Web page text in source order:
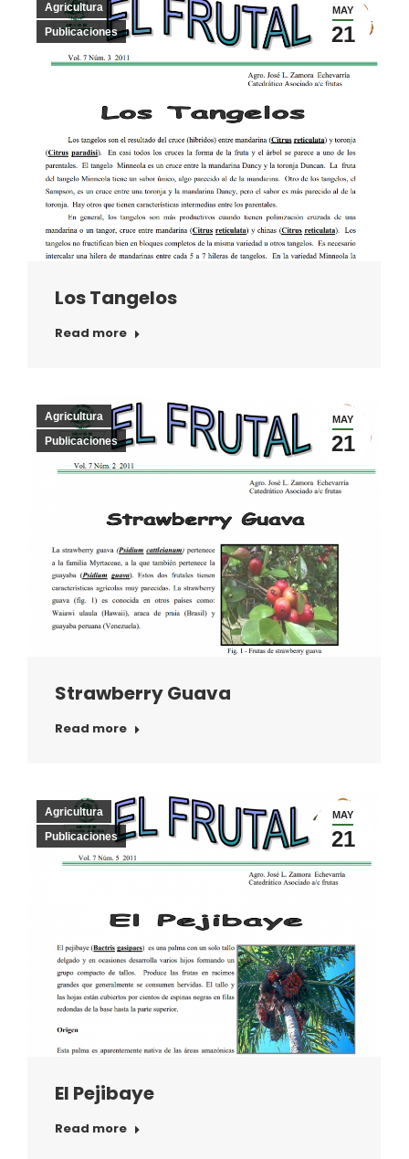
MAY
21
Agricultura
Publicaciones
Los Tangelos
Read more
MAY
21
Agricultura
Publicaciones
Strawberry Guava
Read more
MAY
21
Agricultura
Publicaciones
El Pejibaye
Read more